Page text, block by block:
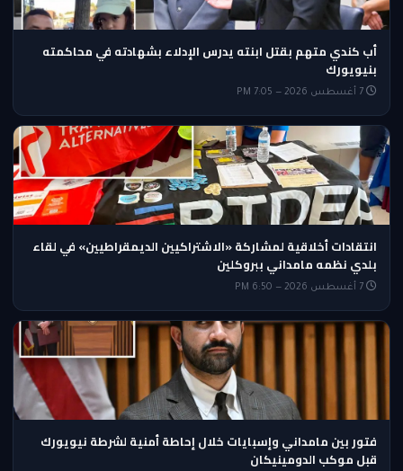
أب كندي متهم بقتل ابنته يدرس الإدلاء بشهادته في محاكمته
بنيويورك
انتقادات أخلاقية لمشاركة «الاشتراكيين الديمقراطيين» في لقاء
بلدي نظمه مامداني ببروكلين
فتور بين مامداني وإسبايات خلال إحاطة أمنية لشرطة نيويورك
قبل موكب الدومينيكان